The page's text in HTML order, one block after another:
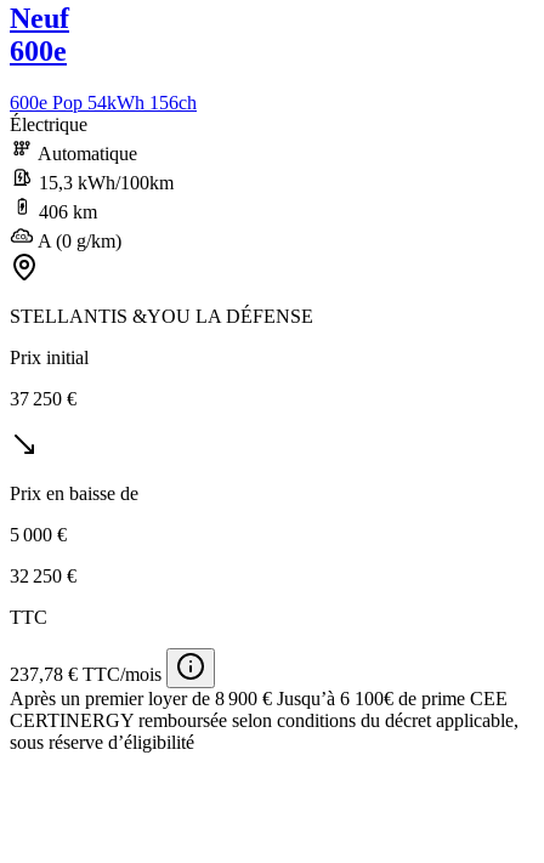
Neuf
600e
600e Pop 54kWh 156ch
Électrique
Automatique
15,3 kWh/100km
406 km
A (0 g/km)
STELLANTIS &YOU LA DÉFENSE
Prix initial
37 250 €
Prix en baisse de
5 000 €
32 250 €
TTC
237,78 € TTC/mois
Après un premier loyer de 8 900 € Jusqu’à 6 100€ de prime CEE
CERTINERGY remboursée selon conditions du décret applicable,
sous réserve d’éligibilité